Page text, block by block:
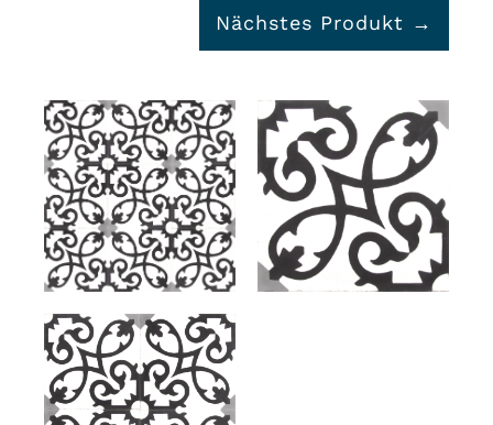
Nächstes Produkt →